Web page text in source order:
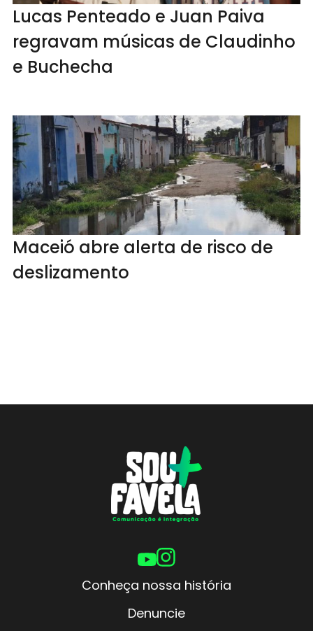
Lucas Penteado e Juan Paiva
regravam músicas de Claudinho
e Buchecha
Maceió abre alerta de risco de
deslizamento
Conheça nossa história
Denuncie